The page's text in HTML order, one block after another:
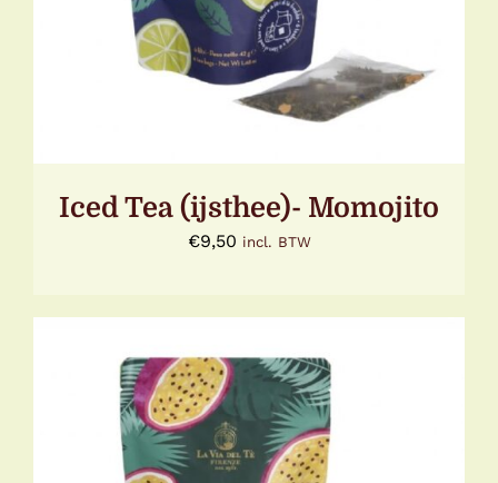
Iced Tea (ijsthee)- Momojito
€9,50 incl. BTW